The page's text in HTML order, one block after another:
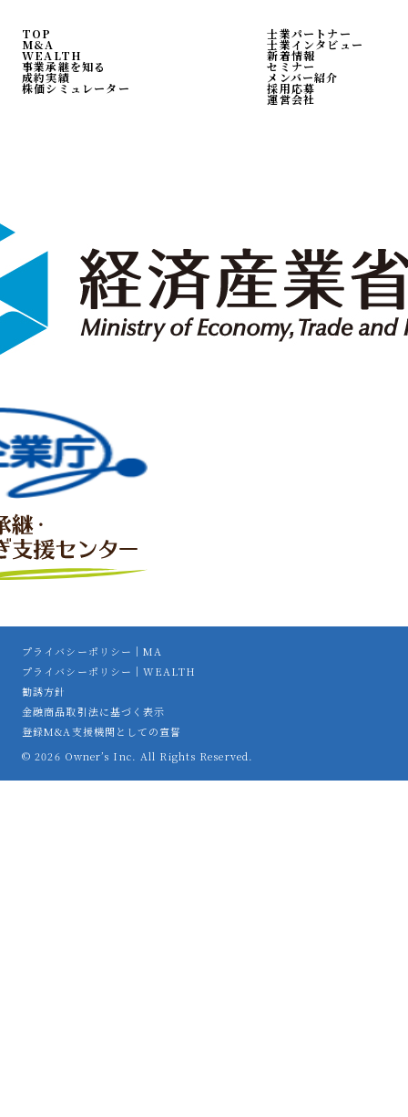
TOP
M&A
WEALTH
事業承継を知る
成約実績
株価シミュレーター
士業パートナー
士業インタビュー
新着情報
セミナー
メンバー紹介
採用応募
運営会社
プライバシーポリシー｜MA
プライバシーポリシー｜WEALTH
勧誘方針
金融商品取引法に基づく表示
登録M&A支援機関としての宣誓
© 2026 Owner’s Inc. All Rights Reserved.